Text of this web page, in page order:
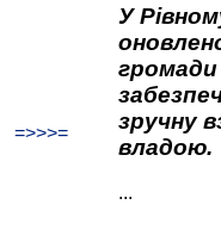
=>>>=
У
громади
зручну
владою.
...